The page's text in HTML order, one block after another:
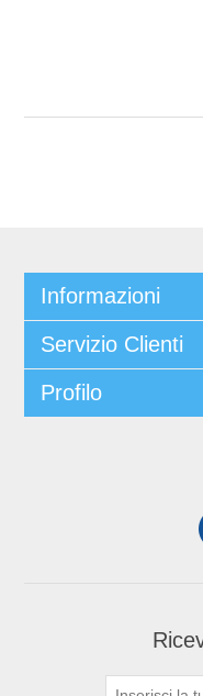
Informazioni
Servizio Clienti
Profilo